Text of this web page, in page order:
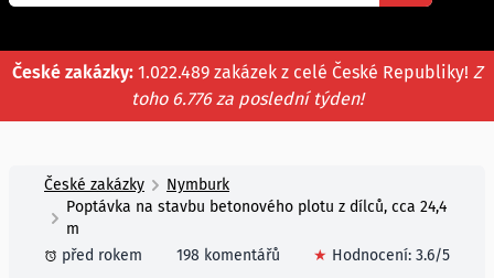
Registrace firmy
České zakázky: 1.022.489 zakázek z celé České Republiky! Z
toho 6.776 za poslední týden!
České zakázky
Nymburk
Poptávka na stavbu betonového plotu z dílců, cca 24,4
m
před rokem
198 komentářů ★ Hodnocení: 3.6/5